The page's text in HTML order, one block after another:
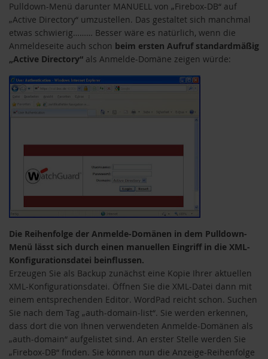
Pulldown-Menü darunter MANUELL von „Firebox-DB“ auf
„Active Directory“ umzustellen. Das gestaltet sich manchmal
etwas schwierig……… Besser wäre es natürlich, wenn die
Anmeldeseite auch schon beim ersten Aufruf standardmäßig
„Active Directory“ als Anmelde-Domäne zeigen würde:
Die Reihenfolge der Anmelde-Domänen in dem Pulldown-
Menü lässt sich durch einen manuellen Eingriff in die XML-
Konfigurationsdatei beinflussen.
Erzeugen Sie als Backup zunächst eine Kopie Ihrer aktuellen
XML-Konfigurationsdatei. Öffnen Sie die XML-Datei dann mit
einem entsprechenden Editor. WordPad reicht schon. Suchen
Sie nach dem Tag „auth-domain-list“. Sie werden erkennen,
dass dort die von Ihnen verwendeten Anmelde-Domänen als
„auth-domain“ aufgelistet sind. An erster Stelle werden Sie
„Firebox-DB“ finden. Sie können nun die Anzeige-Reihenfolge